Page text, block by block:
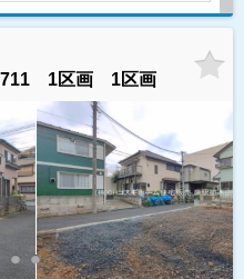
711 1区画 1区画